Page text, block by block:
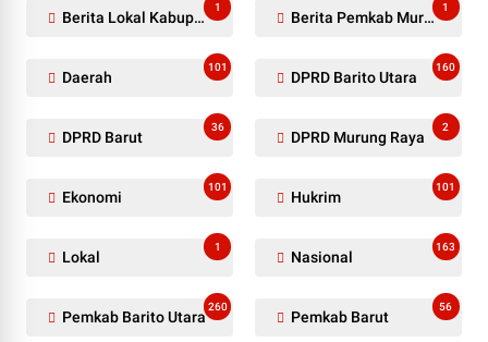
Berita Lokal Kabupaten Barito Utara
1
Berita Pemkab Murung Raya
1
Daerah
101
DPRD Barito Utara
160
DPRD Barut
36
DPRD Murung Raya
2
Ekonomi
101
Hukrim
101
Lokal
1
Nasional
163
Pemkab Barito Utara
260
Pemkab Barut
56